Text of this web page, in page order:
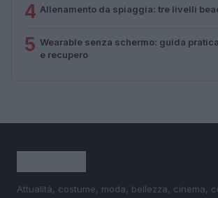
4 Allenamento da spiaggia: tre livelli
5 Wearable senza schermo: guida
e recupero
Attualità, costume, moda, bellezza, cinema,